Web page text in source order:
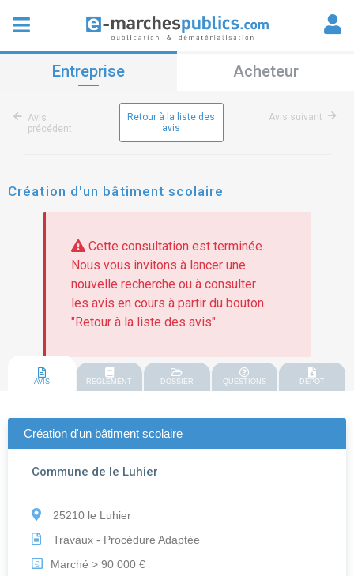
Entreprise Acheteur
Avis
précédent
Retour à la liste des
avis
Avis suivant
Création d'un bâtiment scolaire
Cette consultation est terminée.
Nous vous invitons à lancer une
nouvelle recherche ou à consulter
les avis en cours à partir du bouton
"Retour à la liste des avis".
AVIS REGLEMENT DOSSIER QUESTIONS DEPOT
Création d'un bâtiment scolaire
Commune de le Luhier
25210 le Luhier
Travaux - Procédure Adaptée
€
Marché > 90 000 €